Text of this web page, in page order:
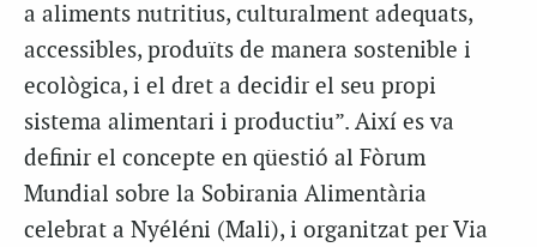
a aliments nutritius, culturalment adequats,
accessibles, produïts de manera sostenible i
ecològica, i el dret a decidir el seu propi
sistema alimentari i productiu”. Així es va
definir el concepte en qüestió al Fòrum
Mundial sobre la Sobirania Alimentària
celebrat a Nyéléni (Mali), i organitzat per Via